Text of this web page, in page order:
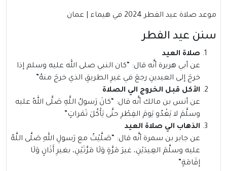
موعد صلاة عيد الفطر 2024 في هيماء | عمان
سنن عيد الفطر
صلاة العيد
عن أبي هريرة أنَّه قال: “كان النبي صلى الله عليه وسلم إذا
خرجَ إلى العيدينِ رجعَ في غيرِ الطريقِ الذي خرجَ منهُ”
الأكل قبل الخروج الي الصلاة
عن أنس بن مالك أنَّه قال: “كانَ رَسولُ اللَّهِ صَلَّى اللهُ عليه
وسلَّمَ لا يَغْدُو يَومَ الفِطْرِ حتَّى يَأْكُلَ تَمَراتٍ”
الذهاب الي صلاة العيد
عن جابر بن سمرة أنَّه قال: “صَلَّيْتُ مع رَسولِ اللهِ صَلَّى اللَّهُ
عليه وسلَّمَ العِيدَيْنِ، غيرَ مَرَّةٍ وَلَا مَرَّتَيْنِ، بغيرِ أَذَانٍ وَلَا
إقَامَةٍ”